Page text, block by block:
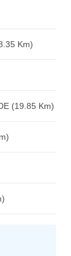
Km)
(19.85 Km)